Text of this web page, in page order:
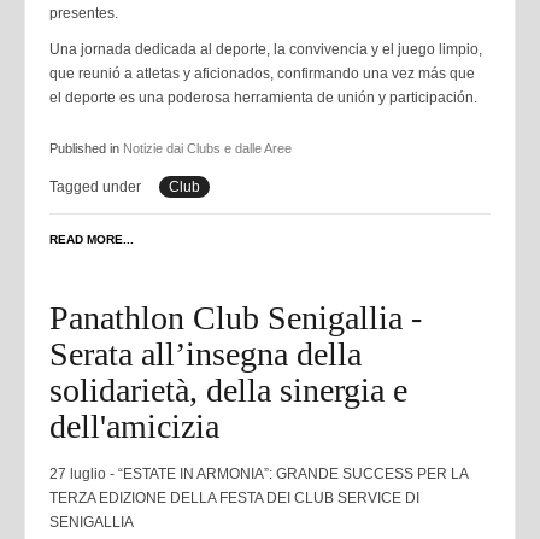
presentes.
Una jornada dedicada al deporte, la convivencia y el juego limpio,
que reunió a atletas y aficionados, confirmando una vez más que
el deporte es una poderosa herramienta de unión y participación.
Published in Notizie dai Clubs e dalle Aree
Tagged under Club
READ MORE...
Panathlon Club Senigallia -
Serata all’insegna della
solidarietà, della sinergia e
dell'amicizia
27 luglio - “ESTATE IN ARMONIA”: GRANDE SUCCESS PER LA
TERZA EDIZIONE DELLA FESTA DEI CLUB SERVICE DI
SENIGALLIA